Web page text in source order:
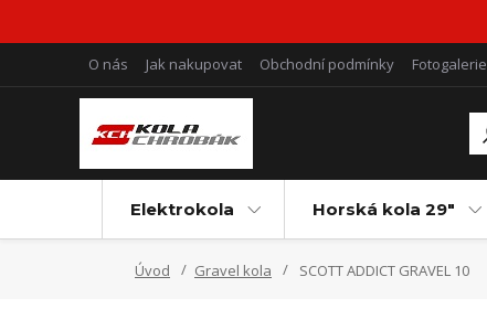
O nás Jak nakupovat Obchodní podmínky Fotogalerie
Elektrokola Horská kola 29"
Úvod Gravel kola SCOTT ADDICT GRAVEL 10